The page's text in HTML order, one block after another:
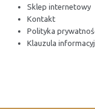
Sklep internetowy
Kontakt
Polityka
Klauzula